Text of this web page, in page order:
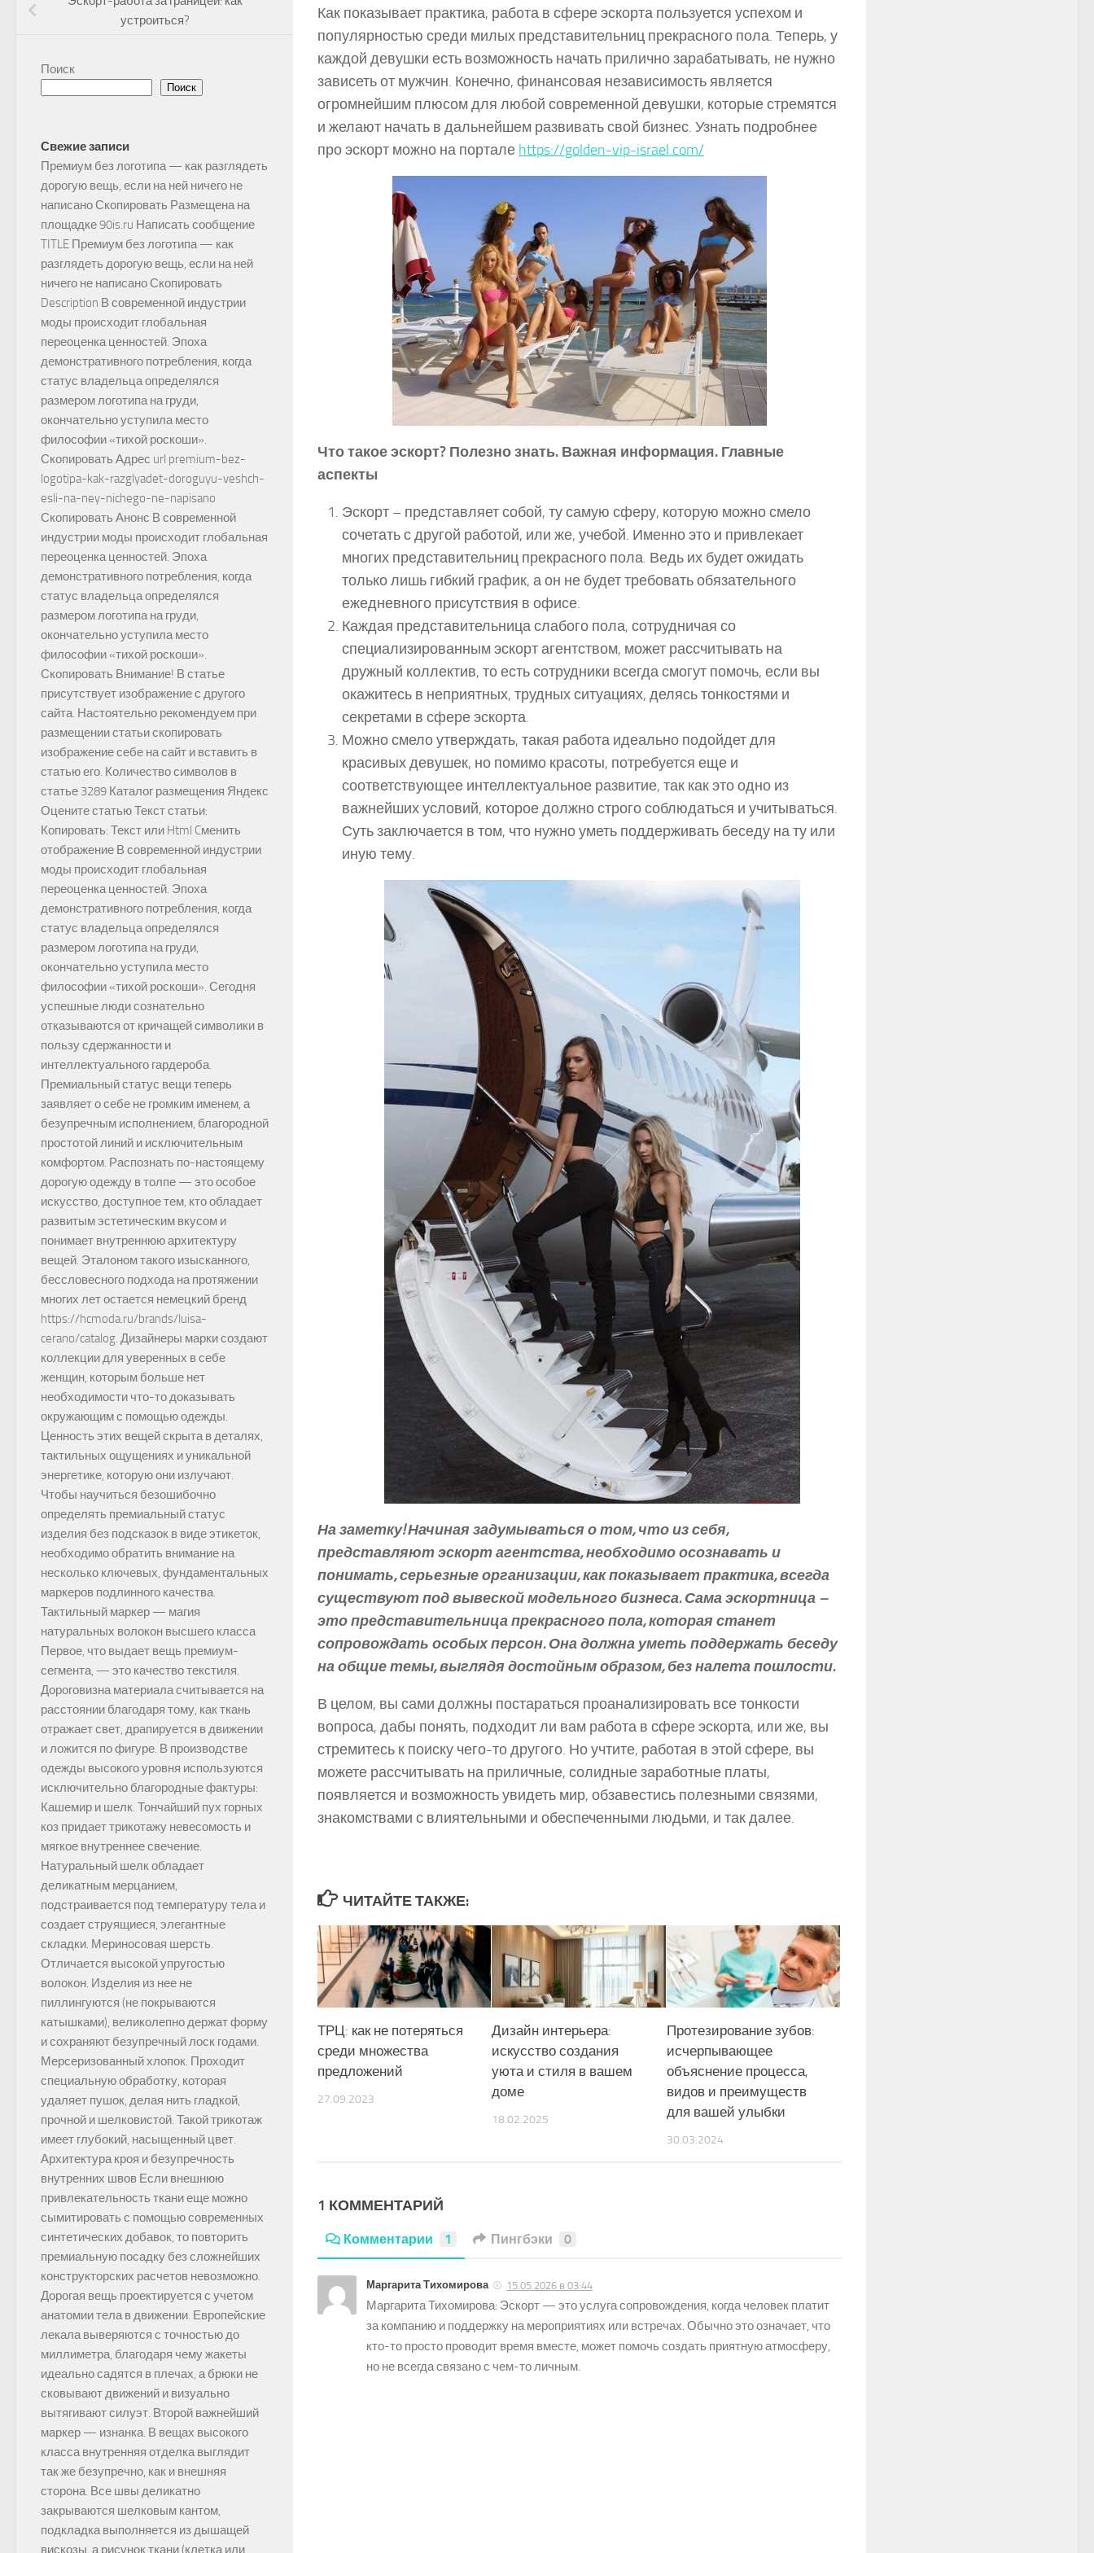
Как показывает практика, работа в сфере эскорта пользуется успехом и
популярностью среди милых представительниц прекрасного пола. Теперь, у
каждой девушки есть возможность начать прилично зарабатывать, не нужно
зависеть от мужчин. Конечно, финансовая независимость является
огромнейшим плюсом для любой современной девушки, которые стремятся
и желают начать в дальнейшем развивать свой бизнес. Узнать подробнее
про эскорт можно на портале https://golden-vip-israel.com/
Что такое эскорт? Полезно знать. Важная информация. Главные
аспекты
Эскорт – представляет собой, ту самую сферу, которую можно смело
сочетать с другой работой, или же, учебой. Именно это и привлекает
многих представительниц прекрасного пола. Ведь их будет ожидать
только лишь гибкий график, а он не будет требовать обязательного
ежедневного присутствия в офисе.
Каждая представительница слабого пола, сотрудничая со
специализированным эскорт агентством, может рассчитывать на
дружный коллектив, то есть сотрудники всегда смогут помочь, если вы
окажитесь в неприятных, трудных ситуациях, делясь тонкостями и
секретами в сфере эскорта.
Можно смело утверждать, такая работа идеально подойдет для
красивых девушек, но помимо красоты, потребуется еще и
соответствующее интеллектуальное развитие, так как это одно из
важнейших условий, которое должно строго соблюдаться и учитываться.
Суть заключается в том, что нужно уметь поддерживать беседу на ту или
иную тему.
На заметку! Начиная задумываться о том, что из себя,
представляют эскорт агентства, необходимо осознавать и
понимать, серьезные организации, как показывает практика, всегда
существуют под вывеской модельного бизнеса. Сама эскортница –
это представительница прекрасного пола, которая станет
сопровождать особых персон. Она должна уметь поддержать беседу
на общие темы, выглядя достойным образом, без налета пошлости.
В целом, вы сами должны постараться проанализировать все тонкости
вопроса, дабы понять, подходит ли вам работа в сфере эскорта, или же, вы
стремитесь к поиску чего-то другого. Но учтите, работая в этой сфере, вы
можете рассчитывать на приличные, солидные заработные платы,
появляется и возможность увидеть мир, обзавестись полезными связями,
знакомствами с влиятельными и обеспеченными людьми, и так далее.
ЧИТАЙТЕ ТАКЖЕ:
ТРЦ: как не потеряться
среди множества
предложений
27.09.2023
Дизайн интерьера:
искусство создания
уюта и стиля в вашем
доме
18.02.2025
Протезирование зубов:
исчерпывающее
объяснение процесса,
видов и преимуществ
для вашей улыбки
30.03.2024
1 КОММЕНТАРИЙ
Комментарии 1 Пингбэки 0
Маргарита Тихомирова 15.05.2026 в 03:44
Маргарита Тихомирова: Эскорт — это услуга сопровождения, когда человек платит
за компанию и поддержку на мероприятиях или встречах. Обычно это означает, что
кто-то просто проводит время вместе, может помочь создать приятную атмосферу,
но не всегда связано с чем-то личным.
устроиться?
Поиск
Поиск
Свежие записи
Премиум без логотипа — как разглядеть
дорогую вещь, если на ней ничего не
написано Скопировать Размещена на
площадке 90is.ru Написать сообщение
TITLE Премиум без логотипа — как
разглядеть дорогую вещь, если на ней
ничего не написано Скопировать
Description В современной индустрии
моды происходит глобальная
переоценка ценностей. Эпоха
демонстративного потребления, когда
статус владельца определялся
размером логотипа на груди,
окончательно уступила место
философии «тихой роскоши».
Скопировать Адрес url premium-bez-
logotipa-kak-razglyadet-doroguyu-veshch-
esli-na-ney-nichego-ne-napisano
Скопировать Анонс В современной
индустрии моды происходит глобальная
переоценка ценностей. Эпоха
демонстративного потребления, когда
статус владельца определялся
размером логотипа на груди,
окончательно уступила место
философии «тихой роскоши».
Скопировать Внимание! В статье
присутствует изображение с другого
сайта. Настоятельно рекомендуем при
размещении статьи скопировать
изображение себе на сайт и вставить в
статью его. Количество символов в
статье 3289 Каталог размещения Яндекс
Оцените статью Текст статьи:
Копировать: Текст или Html Cменить
отображение В современной индустрии
моды происходит глобальная
переоценка ценностей. Эпоха
демонстративного потребления, когда
статус владельца определялся
размером логотипа на груди,
окончательно уступила место
философии «тихой роскоши». Сегодня
успешные люди сознательно
отказываются от кричащей символики в
пользу сдержанности и
интеллектуального гардероба.
Премиальный статус вещи теперь
заявляет о себе не громким именем, а
безупречным исполнением, благородной
простотой линий и исключительным
комфортом. Распознать по-настоящему
дорогую одежду в толпе — это особое
искусство, доступное тем, кто обладает
развитым эстетическим вкусом и
понимает внутреннюю архитектуру
вещей. Эталоном такого изысканного,
бессловесного подхода на протяжении
многих лет остается немецкий бренд
https://hcmoda.ru/brands/luisa-
cerano/catalog. Дизайнеры марки создают
коллекции для уверенных в себе
женщин, которым больше нет
необходимости что-то доказывать
окружающим с помощью одежды.
Ценность этих вещей скрыта в деталях,
тактильных ощущениях и уникальной
энергетике, которую они излучают.
Чтобы научиться безошибочно
определять премиальный статус
изделия без подсказок в виде этикеток,
необходимо обратить внимание на
несколько ключевых, фундаментальных
маркеров подлинного качества.
Тактильный маркер — магия
натуральных волокон высшего класса
Первое, что выдает вещь премиум-
сегмента, — это качество текстиля.
Дороговизна материала считывается на
расстоянии благодаря тому, как ткань
отражает свет, драпируется в движении
и ложится по фигуре. В производстве
одежды высокого уровня используются
исключительно благородные фактуры:
Кашемир и шелк. Тончайший пух горных
коз придает трикотажу невесомость и
мягкое внутреннее свечение.
Натуральный шелк обладает
деликатным мерцанием,
подстраивается под температуру тела и
создает струящиеся, элегантные
складки. Мериносовая шерсть.
Отличается высокой упругостью
волокон. Изделия из нее не
пиллингуются (не покрываются
катышками), великолепно держат форму
и сохраняют безупречный лоск годами.
Мерсеризованный хлопок. Проходит
специальную обработку, которая
удаляет пушок, делая нить гладкой,
прочной и шелковистой. Такой трикотаж
имеет глубокий, насыщенный цвет.
Архитектура кроя и безупречность
внутренних швов Если внешнюю
привлекательность ткани еще можно
сымитировать с помощью современных
синтетических добавок, то повторить
премиальную посадку без сложнейших
конструкторских расчетов невозможно.
Дорогая вещь проектируется с учетом
анатомии тела в движении. Европейские
лекала выверяются с точностью до
миллиметра, благодаря чему жакеты
идеально садятся в плечах, а брюки не
сковывают движений и визуально
вытягивают силуэт. Второй важнейший
маркер — изнанка. В вещах высокого
класса внутренняя отделка выглядит
так же безупречно, как и внешняя
сторона. Все швы деликатно
закрываются шелковым кантом,
подкладка выполняется из дышащей
вискозы, а рисунок ткани (клетка или